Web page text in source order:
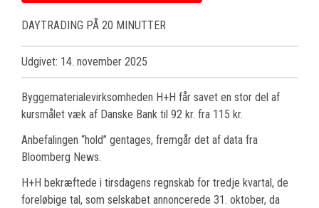
DAYTRADING PÅ 20 MINUTTER
Udgivet: 14. november 2025
Byggematerialevirksomheden H+H får savet en stor del af
kursmålet væk af Danske Bank til 92 kr. fra 115 kr.
Anbefalingen “hold” gentages, fremgår det af data fra
Bloomberg News.
H+H bekræftede i tirsdagens regnskab for tredje kvartal, de
foreløbige tal, som selskabet annoncerede 31. oktober, da